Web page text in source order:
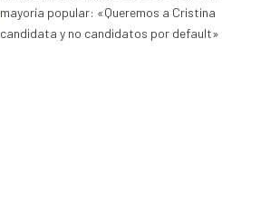
mayoría popular: «Queremos a Cristina
candidata y no candidatos por default»